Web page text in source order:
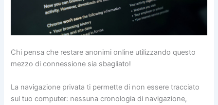
Chi pensa che restare anonimi online utilizzando questo
mezzo di connessione sia sbagliato!
La navigazione privata ti permette di non essere tracciato
sul tuo computer: nessuna cronologia di navigazione,